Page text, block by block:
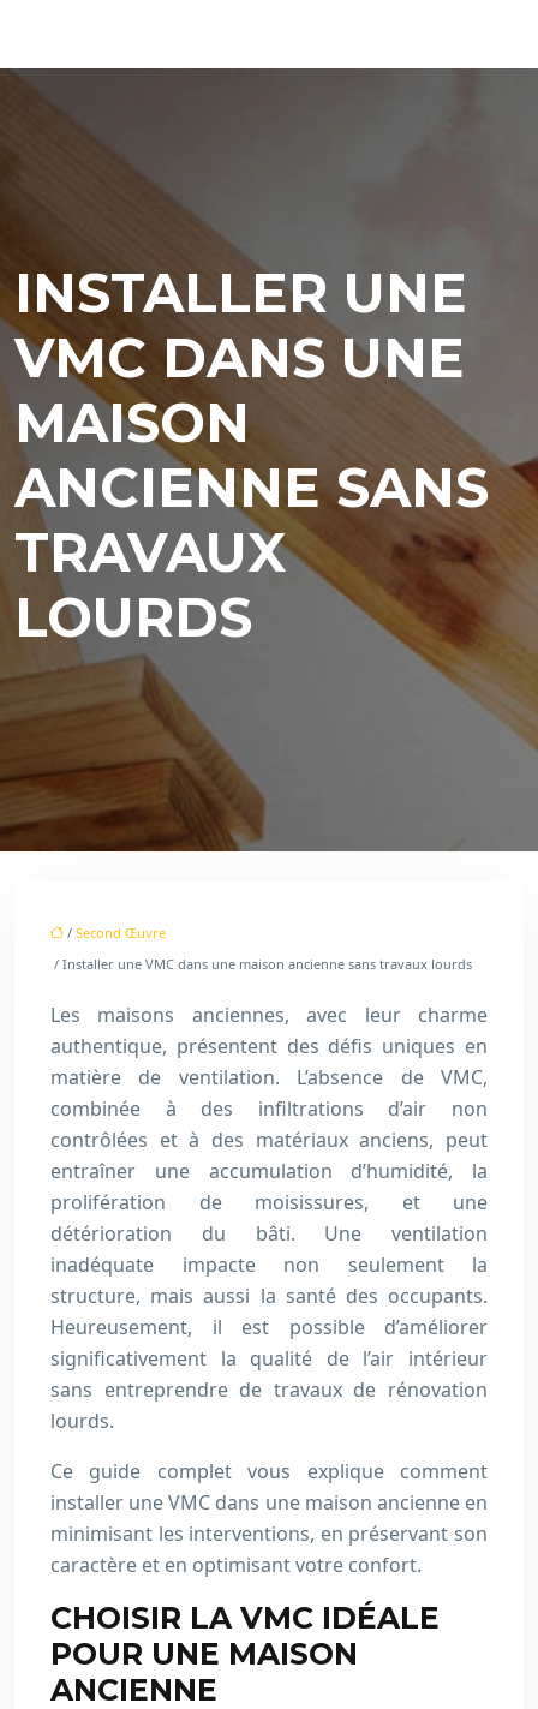
INSTALLER UNE
VMC DANS UNE
MAISON
ANCIENNE SANS
TRAVAUX
LOURDS
/ Second Œuvre
/ Installer une VMC dans une maison ancienne sans travaux lourds
Les maisons anciennes, avec leur charme
authentique, présentent des défis uniques en
matière de ventilation. L’absence de VMC,
combinée à des infiltrations d’air non
contrôlées et à des matériaux anciens, peut
entraîner une accumulation d’humidité, la
prolifération de moisissures, et une
détérioration du bâti. Une ventilation
inadéquate impacte non seulement la
structure, mais aussi la santé des occupants.
Heureusement, il est possible d’améliorer
significativement la qualité de l’air intérieur
sans entreprendre de travaux de rénovation
lourds.
Ce guide complet vous explique comment
installer une VMC dans une maison ancienne en
minimisant les interventions, en préservant son
caractère et en optimisant votre confort.
CHOISIR LA VMC IDÉALE
POUR UNE MAISON
ANCIENNE